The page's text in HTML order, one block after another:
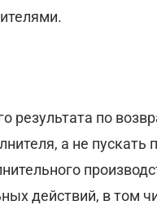
по
а не
действий, в том